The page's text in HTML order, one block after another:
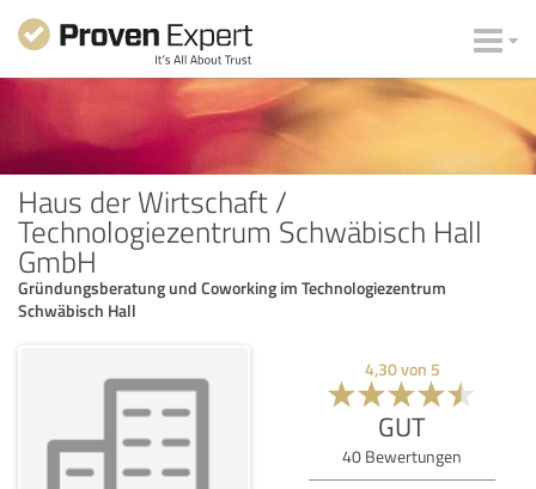
Haus der Wirtschaft /
Technologiezentrum Schwäbisch Hall
GmbH
Gründungsberatung und Coworking im Technologiezentrum
Schwäbisch Hall
4,30von 5
GUT
40 Bewertungen